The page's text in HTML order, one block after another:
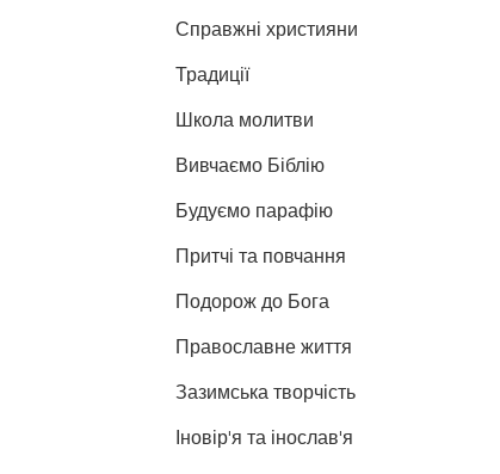
Справжні християни
Традиції
Школа молитви
Вивчаємо Біблію
Будуємо парафію
Притчі та повчання
Подорож до Бога
Православне життя
Зазимська творчість
Іновір'я та інослав'я